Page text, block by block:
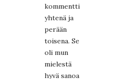
kommentti
yhtenä ja
perään
toisena. Se
oli mun
mielestä
hyvä sanoa